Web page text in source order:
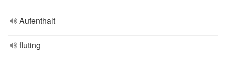
Aufenthalt
fluting